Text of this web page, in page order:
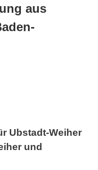
aus
Ubstadt-Weiher
und